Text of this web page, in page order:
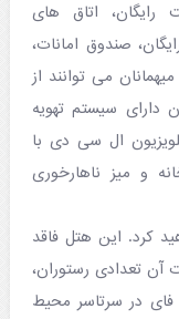
رایگان، اتاق های
صندوق امانات،
می توانند از
دارای سیستم تهویه
ال سی دی با
و میز ناهارخوری
کرد. این هتل فاقد
آن تعدادی رستوران،
فای در سرتاسر محیط